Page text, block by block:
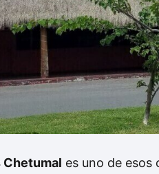
Chetumal es uno de esos